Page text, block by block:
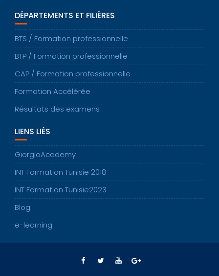
DÉPARTEMENTS ET FILIÈRES
BTS / Formation professionnelle
BTP / Formation professionnelle
CAP / Formation professionnelle
Formation Accélérée
Résultats des examens
LIENS LIÉS
GiorgioAcademy
INT Formation Tunisie 2018
INT Formation Tunisie2023
Blog
e-learning